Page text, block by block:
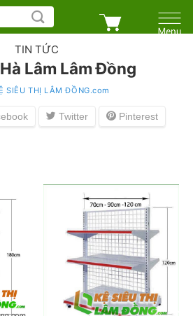
TIN TỨC
Lâm Lâm Đồng
SIÊU THỊ LÂM ĐỒNG.com